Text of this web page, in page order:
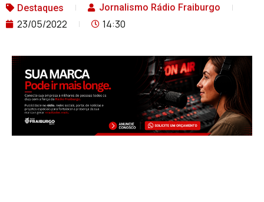
Destaques Jornalismo Rádio Fraiburgo
23/05/2022 14:30